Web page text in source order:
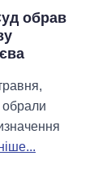
обрав
обрали